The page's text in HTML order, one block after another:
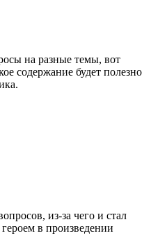
на разные темы, вот
содержание будет полезно
из-за чего и стал
в произведении